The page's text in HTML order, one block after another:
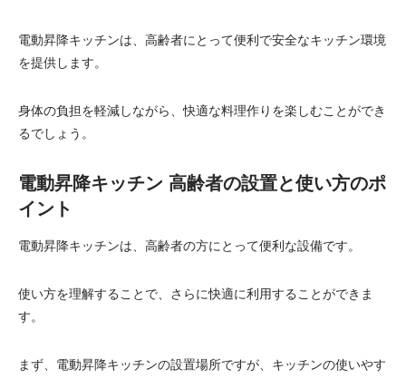
電動昇降キッチンは、高齢者にとって便利で安全なキッチン環境
を提供します。
身体の負担を軽減しながら、快適な料理作りを楽しむことができ
るでしょう。
電動昇降キッチン 高齢者の設置と使い方のポ
イント
電動昇降キッチンは、高齢者の方にとって便利な設備です。
使い方を理解することで、さらに快適に利用することができま
す。
まず、電動昇降キッチンの設置場所ですが、キッチンの使いやす